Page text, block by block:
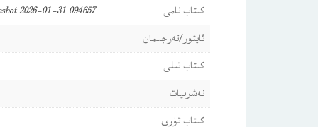
كىتاب نامى
2026-01-31 094657
ئاپتور/تەرجىمان
كىتاب تىلى
نەشرىيات
كىتاب تۈرى